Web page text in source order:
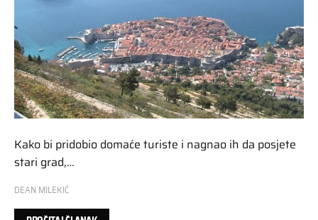
Kako bi pridobio domaće turiste i nagnao ih da posjete
stari grad,…
DEAN MILEKIĆ